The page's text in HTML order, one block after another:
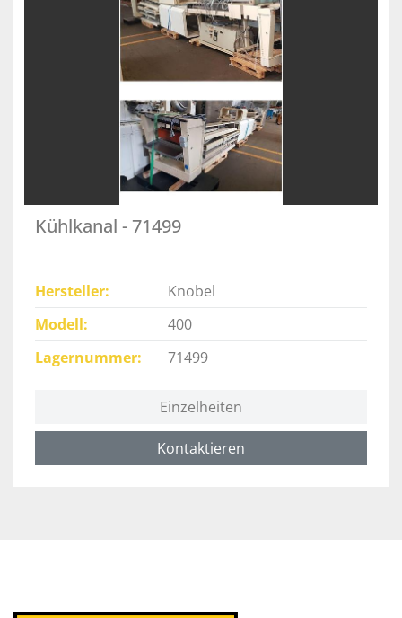
Kühlkanal - 71499
Hersteller
Knobel
Modell
400
Lagernummer
71499
Einzelheiten
Kontaktieren